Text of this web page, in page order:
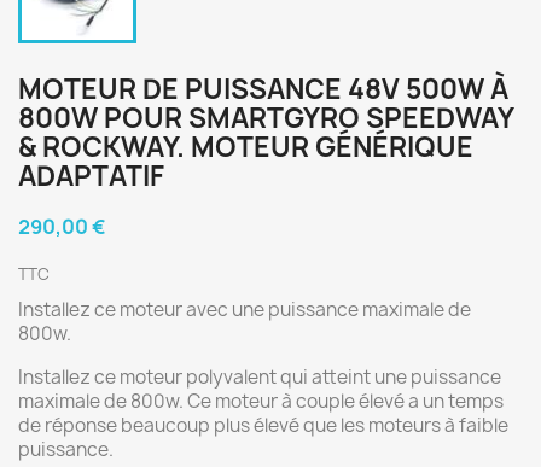
MOTEUR DE PUISSANCE 48V 500W À
800W POUR SMARTGYRO SPEEDWAY
& ROCKWAY. MOTEUR GÉNÉRIQUE
ADAPTATIF
290,00 €
TTC
Installez ce moteur avec une puissance maximale de
800w.
Installez ce moteur polyvalent qui atteint une puissance
maximale de 800w. Ce moteur à couple élevé a un temps
de réponse beaucoup plus élevé que les moteurs à faible
puissance.